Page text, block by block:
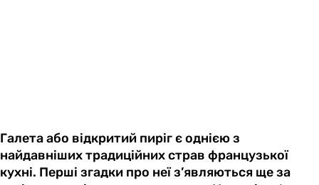
Галета або відкритий пиріг є однією з
найдавніших традиційних страв французької
кухні. Перші згадки про неї з’являються ще за